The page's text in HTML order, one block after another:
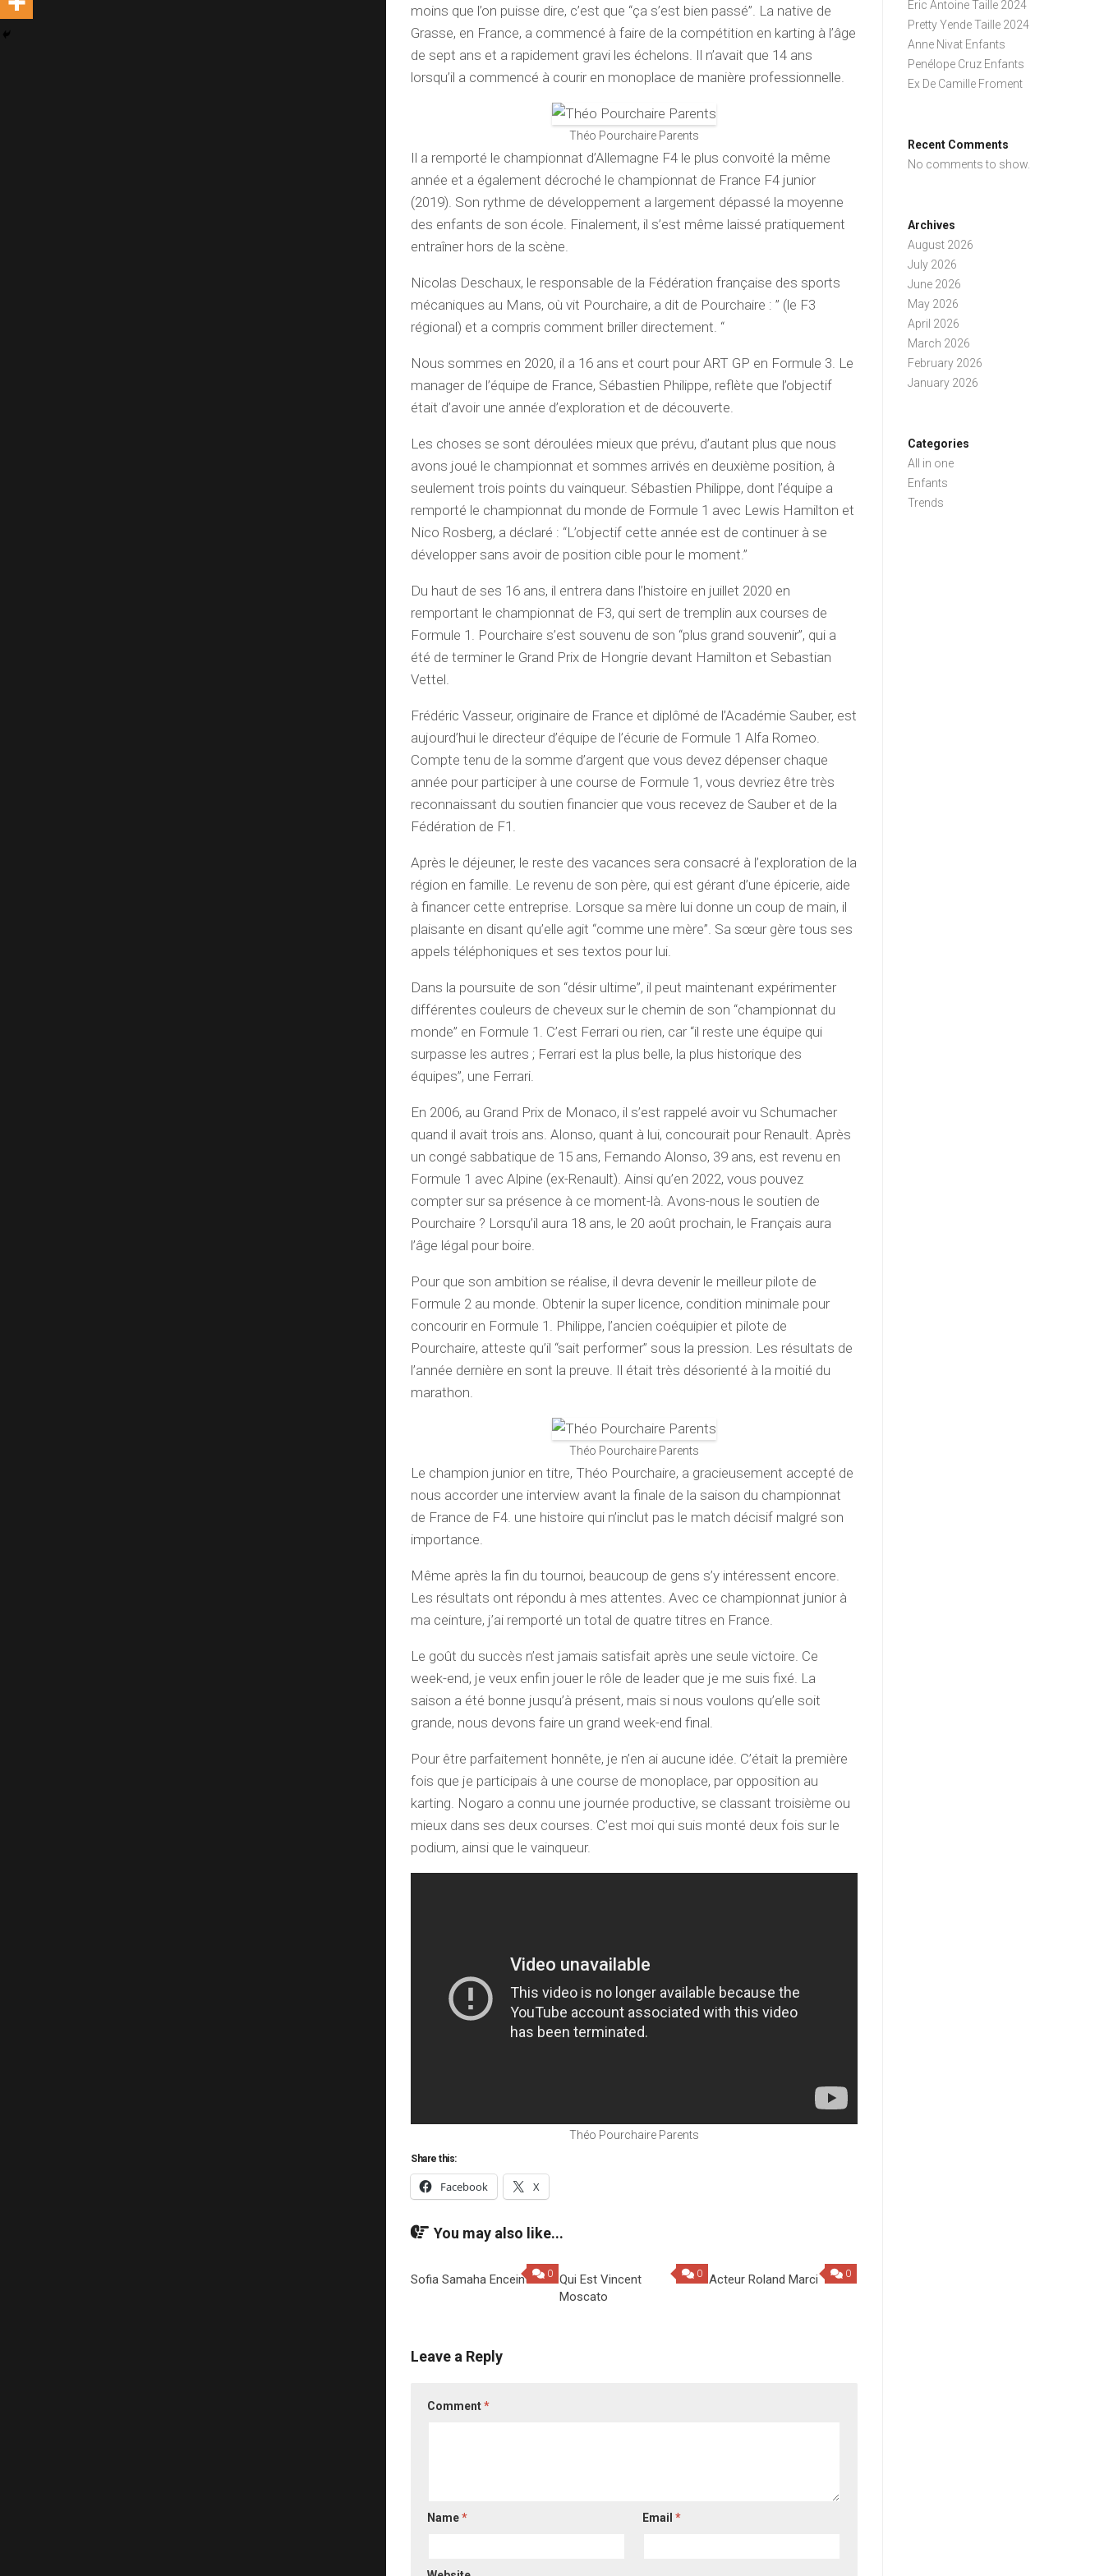
moins que l’on puisse dire, c’est que “ça s’est bien passé”. La native de
Grasse, en France, a commencé à faire de la compétition en karting à l’âge
de sept ans et a rapidement gravi les échelons. Il n’avait que 14 ans
lorsqu’il a commencé à courir en monoplace de manière professionnelle.
Théo Pourchaire Parents
Il a remporté le championnat d’Allemagne F4 le plus convoité la même
année et a également décroché le championnat de France F4 junior
(2019). Son rythme de développement a largement dépassé la moyenne
des enfants de son école. Finalement, il s’est même laissé pratiquement
entraîner hors de la scène.
Nicolas Deschaux, le responsable de la Fédération française des sports
mécaniques au Mans, où vit Pourchaire, a dit de Pourchaire : ” (le F3
régional) et a compris comment briller directement. “
Nous sommes en 2020, il a 16 ans et court pour ART GP en Formule 3. Le
manager de l’équipe de France, Sébastien Philippe, reflète que l’objectif
était d’avoir une année d’exploration et de découverte.
Les choses se sont déroulées mieux que prévu, d’autant plus que nous
avons joué le championnat et sommes arrivés en deuxième position, à
seulement trois points du vainqueur. Sébastien Philippe, dont l’équipe a
remporté le championnat du monde de Formule 1 avec Lewis Hamilton et
Nico Rosberg, a déclaré : “L’objectif cette année est de continuer à se
développer sans avoir de position cible pour le moment.”
Du haut de ses 16 ans, il entrera dans l’histoire en juillet 2020 en
remportant le championnat de F3, qui sert de tremplin aux courses de
Formule 1. Pourchaire s’est souvenu de son “plus grand souvenir”, qui a
été de terminer le Grand Prix de Hongrie devant Hamilton et Sebastian
Vettel.
Frédéric Vasseur, originaire de France et diplômé de l’Académie Sauber, est
aujourd’hui le directeur d’équipe de l’écurie de Formule 1 Alfa Romeo.
Compte tenu de la somme d’argent que vous devez dépenser chaque
année pour participer à une course de Formule 1, vous devriez être très
reconnaissant du soutien financier que vous recevez de Sauber et de la
Fédération de F1.
Après le déjeuner, le reste des vacances sera consacré à l’exploration de la
région en famille. Le revenu de son père, qui est gérant d’une épicerie, aide
à financer cette entreprise. Lorsque sa mère lui donne un coup de main, il
plaisante en disant qu’elle agit “comme une mère”. Sa sœur gère tous ses
appels téléphoniques et ses textos pour lui.
Dans la poursuite de son “désir ultime”, il peut maintenant expérimenter
différentes couleurs de cheveux sur le chemin de son “championnat du
monde” en Formule 1. C’est Ferrari ou rien, car “il reste une équipe qui
surpasse les autres ; Ferrari est la plus belle, la plus historique des
équipes”, une Ferrari.
En 2006, au Grand Prix de Monaco, il s’est rappelé avoir vu Schumacher
quand il avait trois ans. Alonso, quant à lui, concourait pour Renault. Après
un congé sabbatique de 15 ans, Fernando Alonso, 39 ans, est revenu en
Formule 1 avec Alpine (ex-Renault). Ainsi qu’en 2022, vous pouvez
compter sur sa présence à ce moment-là. Avons-nous le soutien de
Pourchaire ? Lorsqu’il aura 18 ans, le 20 août prochain, le Français aura
l’âge légal pour boire.
Pour que son ambition se réalise, il devra devenir le meilleur pilote de
Formule 2 au monde. Obtenir la super licence, condition minimale pour
concourir en Formule 1. Philippe, l’ancien coéquipier et pilote de
Pourchaire, atteste qu’il “sait performer” sous la pression. Les résultats de
l’année dernière en sont la preuve. Il était très désorienté à la moitié du
marathon.
Théo Pourchaire Parents
Le champion junior en titre, Théo Pourchaire, a gracieusement accepté de
nous accorder une interview avant la finale de la saison du championnat
de France de F4. une histoire qui n’inclut pas le match décisif malgré son
importance.
Même après la fin du tournoi, beaucoup de gens s’y intéressent encore.
Les résultats ont répondu à mes attentes. Avec ce championnat junior à
ma ceinture, j’ai remporté un total de quatre titres en France.
Le goût du succès n’est jamais satisfait après une seule victoire. Ce
week-end, je veux enfin jouer le rôle de leader que je me suis fixé. La
saison a été bonne jusqu’à présent, mais si nous voulons qu’elle soit
grande, nous devons faire un grand week-end final.
Pour être parfaitement honnête, je n’en ai aucune idée. C’était la première
fois que je participais à une course de monoplace, par opposition au
karting. Nogaro a connu une journée productive, se classant troisième ou
mieux dans ses deux courses. C’est moi qui suis monté deux fois sur le
podium, ainsi que le vainqueur.
Théo Pourchaire Parents
Share this:
Facebook X
You may also like...
0
Sofia Samaha Enceinte 0
Qui Est Vincent
Moscato
0
Acteur Roland Marci
Leave a Reply
Comment*
Name* Email*
Eric Antoine Taille 2024
Pretty Yende Taille 2024
Anne Nivat Enfants
Penélope Cruz Enfants
Ex De Camille Froment
Recent Comments
No comments to show.
Archives
August 2026
July 2026
June 2026
May 2026
April 2026
March 2026
February 2026
January 2026
Categories
All in one
Enfants
Trends